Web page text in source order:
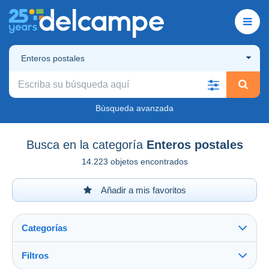
Enteros postales
Búsqueda avanzada
Busca en la categoría Enteros postales
14.223 objetos encontrados
Añadir a mis favoritos
Categorías
Filtros